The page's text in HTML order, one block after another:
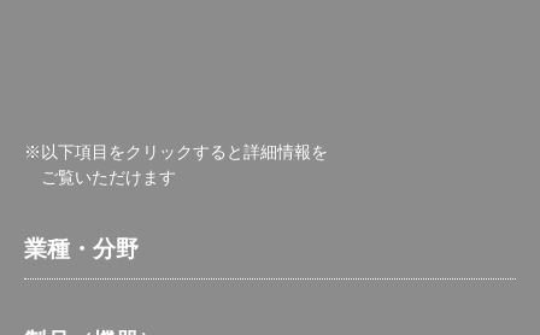
※以下項目をクリックすると詳細情報を
ご覧いただけます
業種・分野